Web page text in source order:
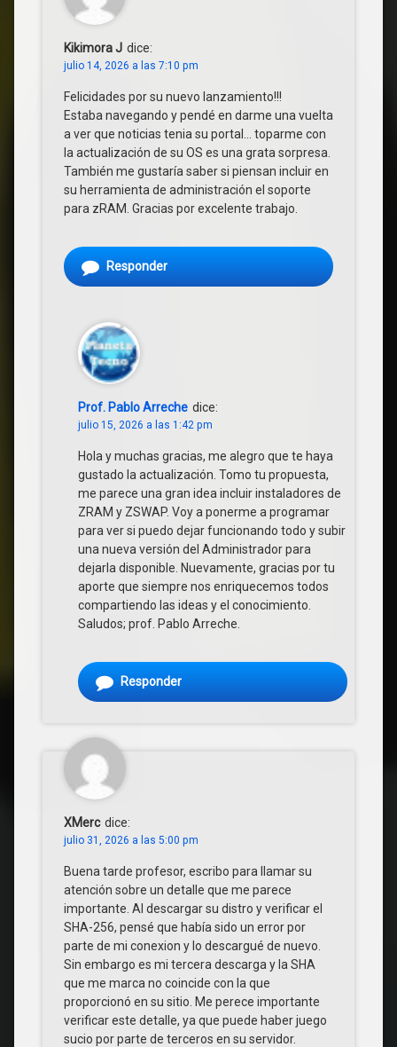
Kikimora J dice:
julio 14, 2026 a las 7:10 pm
Felicidades por su nuevo lanzamiento!!!
Estaba navegando y pendé en darme una vuelta
a ver que noticias tenia su portal… toparme con
la actualización de su OS es una grata sorpresa.
También me gustaría saber si piensan incluir en
su herramienta de administración el soporte
para zRAM. Gracias por excelente trabajo.
Responder
Prof. Pablo Arreche dice:
julio 15, 2026 a las 1:42 pm
Hola y muchas gracias, me alegro que te haya
gustado la actualización. Tomo tu propuesta,
me parece una gran idea incluir instaladores de
ZRAM y ZSWAP. Voy a ponerme a programar
para ver si puedo dejar funcionando todo y subir
una nueva versión del Administrador para
dejarla disponible. Nuevamente, gracias por tu
aporte que siempre nos enriquecemos todos
compartiendo las ideas y el conocimiento.
Saludos; prof. Pablo Arreche.
Responder
XMerc dice:
julio 31, 2026 a las 5:00 pm
Buena tarde profesor, escribo para llamar su
atención sobre un detalle que me parece
importante. Al descargar su distro y verificar el
SHA-256, pensé que había sido un error por
parte de mi conexion y lo descargué de nuevo.
Sin embargo es mi tercera descarga y la SHA
que me marca no coincide con la que
proporcionó en su sitio. Me perece importante
verificar este detalle, ya que puede haber juego
sucio por parte de terceros en su servidor.